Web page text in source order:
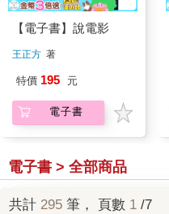
【電子書】說電影
王正方 著
特價 195 元
電子書
電子書 > 全部商品
共計 295 筆， 頁數 1 /7